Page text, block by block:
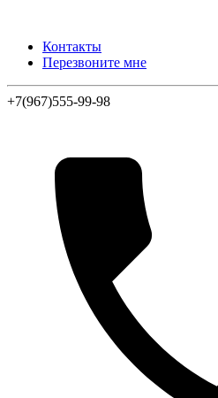
Контакты
Перезвоните мне
+7(967)555-99-98